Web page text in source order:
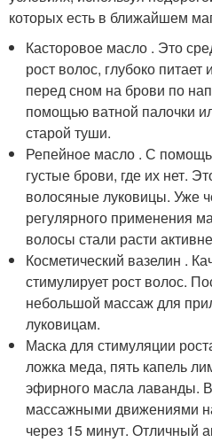
которых есть в ближайшем
Касторовое масло . Это
рост волос, глубоко
перед сном на брови по
помощью ватной палочки
старой туши.
Репейное масло . С
густые брови, где их нет.
волосяные луковицы. Уже
регулярного применения
волосы стали расти
Косметический вазелин .
стимулирует рост волос.
небольшой массаж для
луковицам.
Маска для стимуляции
ложка меда, пять капель
эфирного масла лаванды.
массажными движениями
через 15 минут. Отличный